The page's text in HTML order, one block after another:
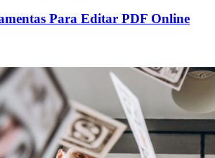
Para Editar PDF Online